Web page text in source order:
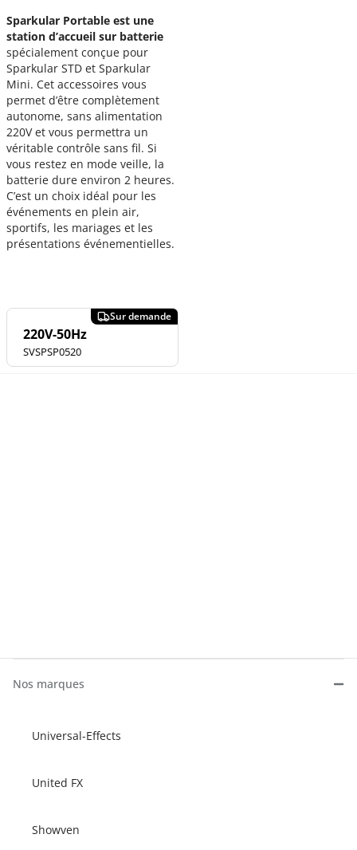
Sparkular Portable est une
station d’accueil sur batterie
spécialement conçue pour
Sparkular STD et Sparkular
Mini. Cet accessoires vous
permet d’être complètement
autonome, sans alimentation
220V et vous permettra un
véritable contrôle sans fil. Si
vous restez en mode veille, la
batterie dure environ 2 heures.
C’est un choix idéal pour les
événements en plein air,
sportifs, les mariages et les
présentations événementielles.
220V-50Hz
SVSPSP0520
Nos marques
Universal-Effects
United FX
Showven